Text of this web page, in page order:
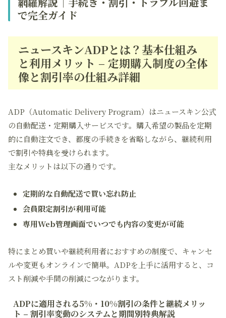
で完全ガイド
ニュースキンADPとは？基本仕組み
と利用メリット – 定期購入制度の全体
像と割引率の仕組み詳細
ADP（Automatic Delivery Program）はニュースキン公式
の自動配送・定期購入サービスです。購入希望の製品を定期
的に自動注文でき、都度の手続きを省略しながら、継続利用
で割引や特典を受けられます。
主なメリットは以下の通りです。
定期的な自動配送で買い忘れ防止
会員限定割引が利用可能
専用Web管理画面でいつでも内容の変更が可能
特にまとめ買いや継続利用者におすすめの制度で、キャンセ
ルや変更もオンラインで簡単。ADPを上手に活用すると、コ
スト削減や手間の削減につながります。
ADPに適用される5%・10%割引の条件と継続メリッ
ト – 割引率変動のシステムと期間別特典解説